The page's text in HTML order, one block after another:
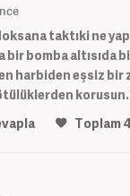
taktıki ne
bir bomba altısıda
harbiden eşsiz
Toplam4